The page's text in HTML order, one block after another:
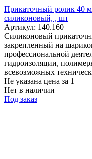
Прикаточный ролик 40
силиконовый, , шт
Артикул: 140.160
Силиконовый
закрепленный на
профессиональной
гидроизоляции,
всевозможных
Не указана цена за 1
Нет в наличии
Под заказ